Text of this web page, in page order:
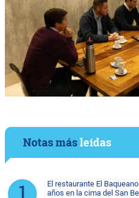
Notas másleídas
El restaurante El
años en la cima del San